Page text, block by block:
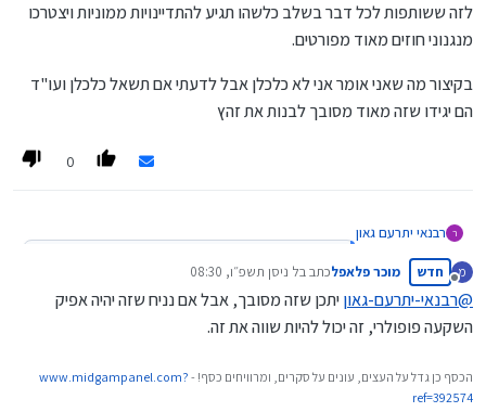
לזה ששותפות לכל דבר בשלב כלשהו תגיע להתדיינויות ממוניות ויצטרכו
מנגנוני חוזים מאוד מפורטים.
בקיצור מה שאני אומר אני לא כלכלן אבל לדעתי אם תשאל כלכלן ועו"ד
הם יגידו שזה מאוד מסובך לבנות את זהץ
0
ר רבנאי יתרעם גאון
@מוכר-פלאפל said:
יתכננו מראש עם חוזים מסודרים (ואגב יכול להיות
רלוונטי גם למי שאוחז כטופורוביץ וכדו').
אפשר, אבל זה פלטפורמה מאוד מסובכת עם הרבה מאוד סיכון,
בנוסף לזה ששותפות לכל דבר בשלב כלשהו תגיע להתדיינויות
כלכלן ועו"ד הם יגידו שזה מאוד מסובך לבנות את זהץ
מ
מנותק
חדש מוכר פלאפלכתב בל ניסן תשפ״ו, 08:30
נערך לאחרונה על ידי
@רבנאי-יתרעם-גאוןיתכן שזה מסובך, אבל אם נניח שזה יהיה אפיק
השקעה פופולרי, זה יכול להיות שווה את זה.
הכסף כן גדל על העצים, עונים על סקרים, ומרוויחים כסף! - www.midgampanel.com?
ref=392574